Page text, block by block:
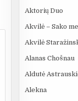
Aktorių Duo
Akvilė – Sako
Akvilė
Alanas Chošnau
Aldutė
Alekna